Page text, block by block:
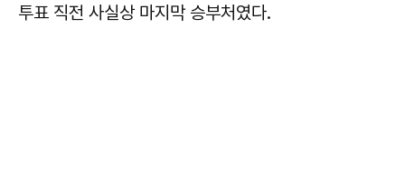
투표 직전 사실상 마지막 승부처였다.